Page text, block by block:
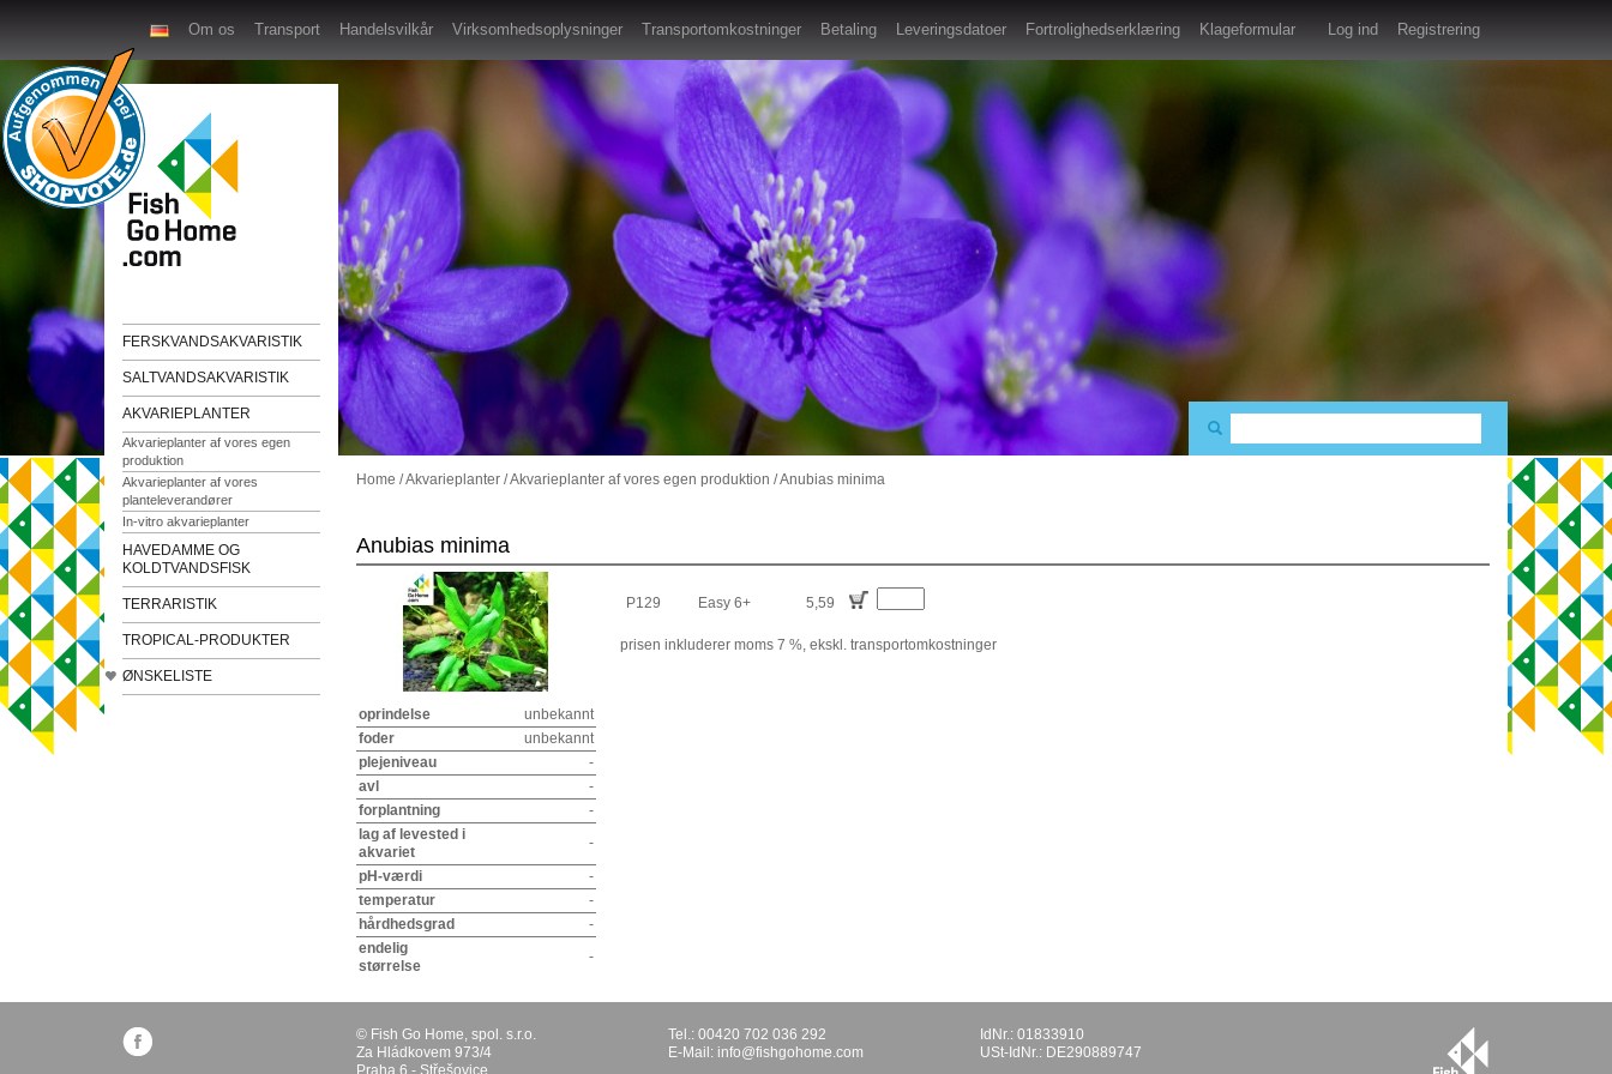
Om os Transport Handelsvilkår Virksomhedsoplysninger Transportomkostninger Betaling Leveringsdatoer Fortrolighedserklæring Klageformular Log ind Registrering
FERSKVANDSAKVARISTIK
SALTVANDSAKVARISTIK
AKVARIEPLANTER
Akvarieplanter af vores egen
produktion
Akvarieplanter af vores
planteleverandører
In-vitro akvarieplanter
HAVEDAMME OG
KOLDTVANDSFISK
TERRARISTIK
TROPICAL-PRODUKTER
ØNSKELISTE
Home /Akvarieplanter /Akvarieplanter af vores egen produktion /Anubias minima
Anubias minima
oprindelse
unbekannt
foder
unbekannt
plejeniveau
-
avl
-
forplantning
-
lag af levested i
akvariet
-
pH-værdi
-
temperatur
-
hårdhedsgrad
-
endelig
størrelse
-
P129 Easy 6+ 5,59
prisen inkluderer moms 7 %, ekskl. transportomkostninger
© Fish Go Home, spol. s.r.o.
Za Hládkovem 973/4
Praha 6 - Střešovice
Tel.: 00420 702 036 292
E-Mail: info@fishgohome.com
IdNr.: 01833910
USt-IdNr.: DE290889747